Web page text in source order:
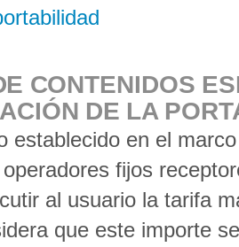
CONTENIDOS
DE LA
establecido en el
fijos
al usuario la tarifa
que este importe